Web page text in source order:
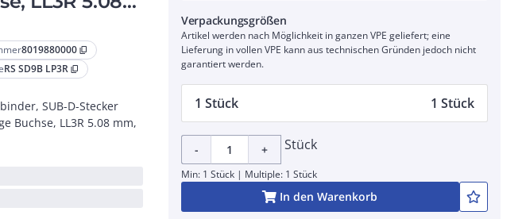
8019880000 content_copy
RS SD9B LP3R content_copy
SUB-D-Stecker
Buchse, LL3R 5.08 mm,
Verpackungsgrößen
Artikel werden nach Möglichkeit in ganzen VPE geliefert; eine
Lieferung in vollen VPE kann aus technischen Gründen jedoch nicht
garantiert werden.
1 Stück 1 Stück
- + Stück
Min: 1 Stück | Multiple: 1 Stück
In den Warenkorb